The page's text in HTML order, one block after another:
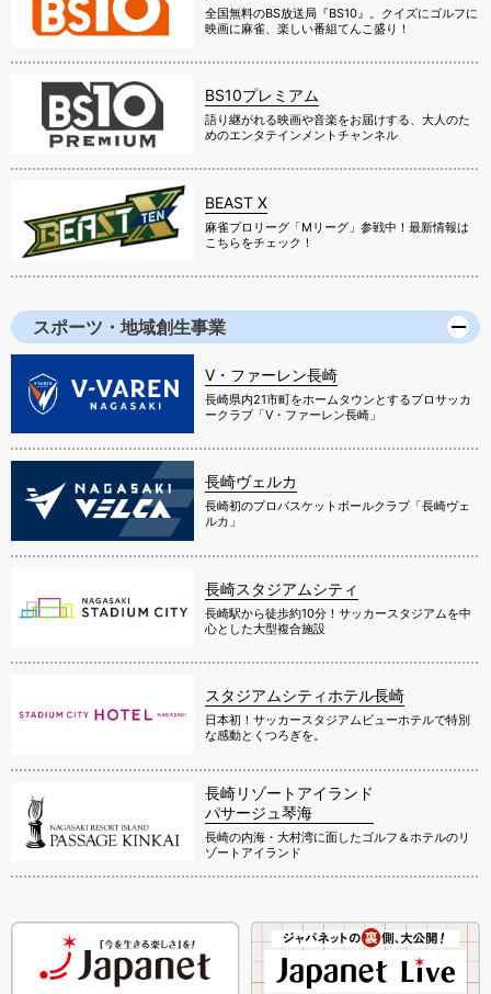
全国無料のBS放送局『BS10』。クイズにゴルフに
映画に麻雀、楽しい番組てんこ盛り！
BS10プレミアム
語り継がれる映画や音楽をお届けする、大人のた
めのエンタテインメントチャンネル
BEAST X
麻雀プロリーグ「Mリーグ」参戦中！最新情報は
こちらをチェック！
スポーツ・地域創生事業
V・ファーレン長崎
長崎県内21市町をホームタウンとするプロサッカ
ークラブ「V・ファーレン長崎」
長崎ヴェルカ
長崎初のプロバスケットボールクラブ「長崎ヴェ
ルカ」
長崎スタジアムシティ
長崎駅から徒歩約10分！サッカースタジアムを中
心とした大型複合施設
スタジアムシティホテル長崎
日本初！サッカースタジアムビューホテルで特別
な感動とくつろぎを。
長崎リゾートアイランド
パサージュ琴海
長崎の内海・大村湾に面したゴルフ＆ホテルのリ
ゾートアイランド